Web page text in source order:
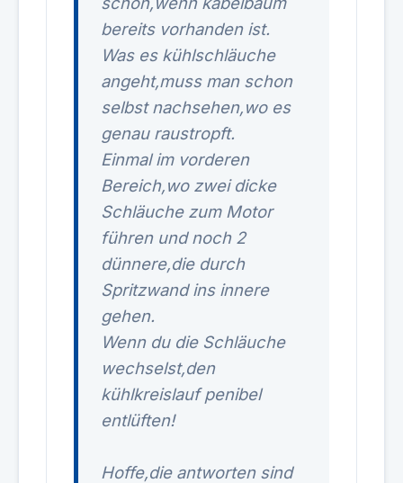
bereits vorhanden ist.
Was es kühlschläuche
angeht,muss man schon
selbst nachsehen,wo es
genau raustropft.
Einmal im vorderen
Bereich,wo zwei dicke
Schläuche zum Motor
führen und noch 2
dünnere,die durch
Spritzwand ins innere
gehen.
Wenn du die Schläuche
wechselst,den
kühlkreislauf penibel
entlüften!
Hoffe,die antworten sind